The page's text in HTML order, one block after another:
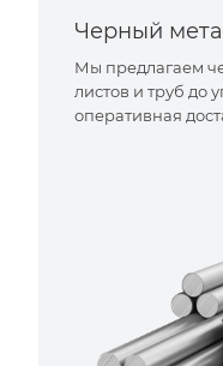
Черный
Мы предлагаем
листов и труб до
оперативная